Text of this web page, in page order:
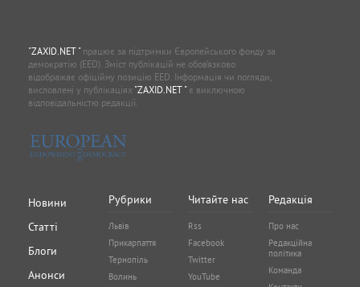
"ZAXID.NET "працює за підтримки Європейського фонду за
демократію (EED). Зміст публікацій не обов’язково
відображає офіційну позицію EED. Інформація чи погляди,
висловлені у публікаціях "ZAXID.NET "є виключною
відповідальністю редакції.
Новини
Статті
Блоги
Анонси
Рубрики
Львів
Прикарпаття
Тернопіль
Волинь
Читайте нас
Rss
Facebook
Twitter
YouTube
Редакція
Про нас
Редакційна
політика
Команда